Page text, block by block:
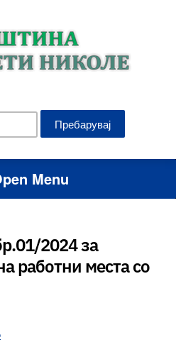
Menu
2024 за
работни места со